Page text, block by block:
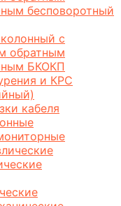
бесповоротный
с
обратным
БКОКП
и КРС
кабеля